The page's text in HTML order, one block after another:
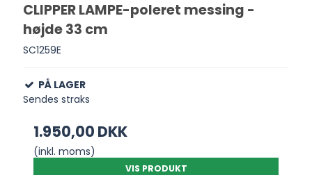
CLIPPER LAMPE-poleret messing -
højde 33 cm
SC1259E
PÅ LAGER
Sendes straks
1.950,00 DKK
(inkl. moms)
VIS PRODUKT